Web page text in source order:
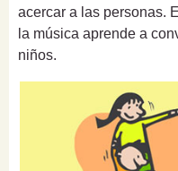
acercar a las personas.
la música aprende a
niños.